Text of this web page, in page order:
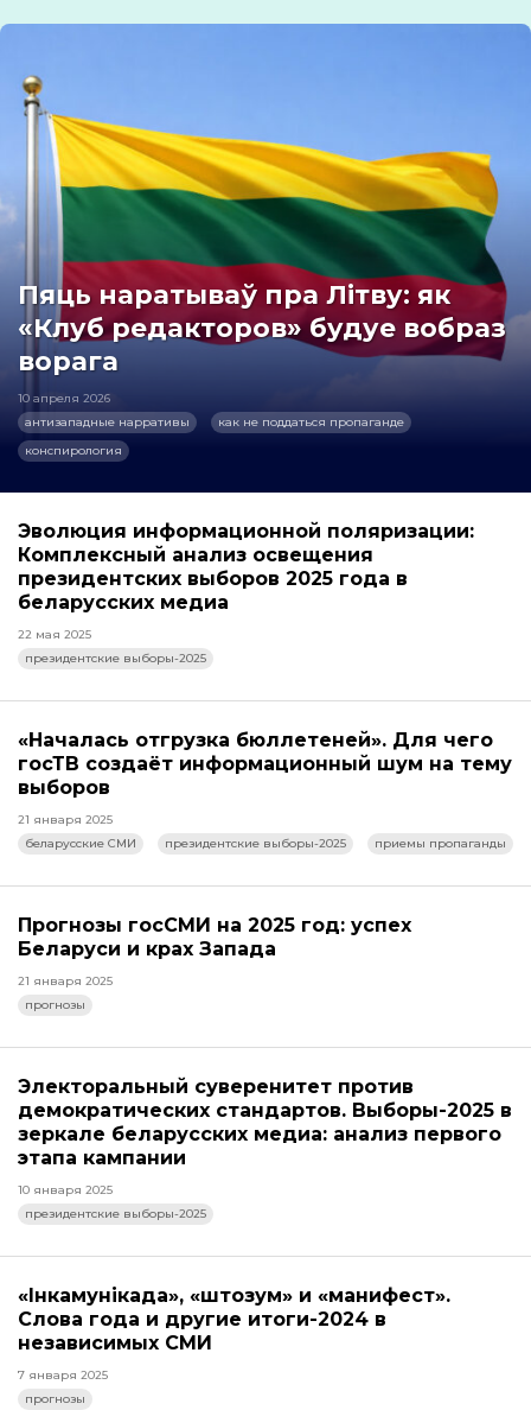
Пяць наратываў пра Літву: як
«Клуб редакторов» будуе вобраз
ворага
10 апреля 2026
антизападные нарративы
как не поддаться пропаганде
конспирология
Эволюция информационной поляризации:
Комплексный анализ освещения
президентских выборов 2025 года в
беларусских медиа
22 мая 2025
президентские выборы-2025
«Началась отгрузка бюллетеней». Для чего
госТВ создаёт информационный шум на тему
выборов
21 января 2025
беларусские СМИ
президентские выборы-2025 приемы пропаганды
Прогнозы госСМИ на 2025 год: успех
Беларуси и крах Запада
21 января 2025
прогнозы
Электоральный суверенитет против
демократических стандартов. Выборы-2025 в
зеркале беларусских медиа: анализ первого
этапа кампании
10 января 2025
президентские выборы-2025
«Інкамунікада», «штозум» и «манифест».
Слова года и другие итоги-2024 в
независимых СМИ
7 января 2025
прогнозы